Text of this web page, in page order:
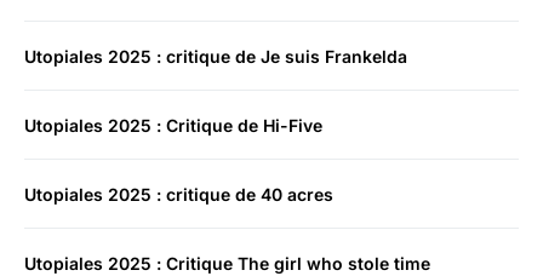
Utopiales 2025 : critique de Je suis Frankelda
Utopiales 2025 : Critique de Hi-Five
Utopiales 2025 : critique de 40 acres
Utopiales 2025 : Critique The girl who stole time